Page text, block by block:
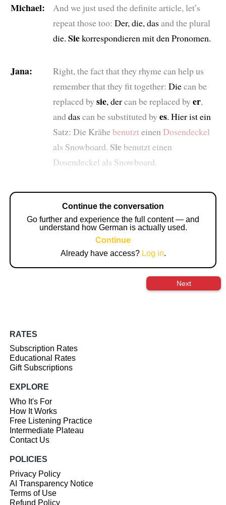
Michael:
And we just used the definite article, let’s
repeat those too: Der, die, dasand the plural
die. Siekorrespondieren mit den Pronomen.
Jana:
Right, the fact that they rhyme can help us
remember that they fit together: Diecan be
replaced bysie, dercan be replaced byer,
anddascan be substituted byes. Hier ist ein
Satz: Die KrähebenutzteinenDosendeckel
als Snowboard. Siebenutzt einen
Dosendeckel als Snowboard.
Continue the conversation
Go further and experience the full content — and
understand how German is actually used.
Continue
Already have access? Log in.
Next
RATES
Subscription Rates
Educational Rates
Gift Subscriptions
EXPLORE
Who It's For
How It Works
Free Listening Practice
Intermediate Plateau
Contact Us
POLICIES
Privacy Policy
AI Transparency Notice
Terms of Use
Refund Policy